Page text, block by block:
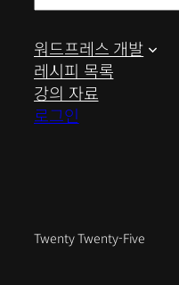
색
워드프레스 개발
레시피 목록
강의 자료
로그인
Twenty Twenty-Five